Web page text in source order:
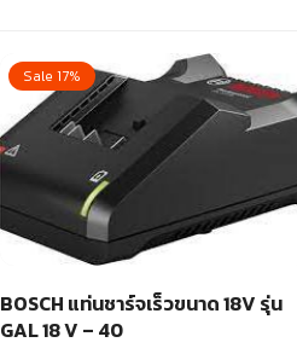
Sale 17%
BOSCH แท่นชาร์จเร็วขนาด 18V รุ่น
GAL 18 V – 40